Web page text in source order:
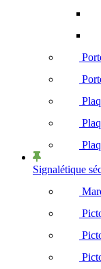
Signalétique